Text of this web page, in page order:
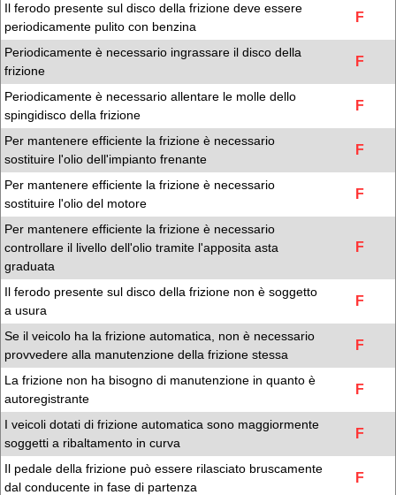
Il ferodo presente sul disco della frizione deve essere
periodicamente pulito con benzina
F
Periodicamente è necessario ingrassare il disco della
frizione
F
Periodicamente è necessario allentare le molle dello
spingidisco della frizione
F
Per mantenere efficiente la frizione è necessario
sostituire l'olio dell'impianto frenante
F
Per mantenere efficiente la frizione è necessario
sostituire l'olio del motore
F
Per mantenere efficiente la frizione è necessario
controllare il livello dell'olio tramite l'apposita asta
graduata
F
Il ferodo presente sul disco della frizione non è soggetto
a usura
F
Se il veicolo ha la frizione automatica, non è necessario
provvedere alla manutenzione della frizione stessa
F
La frizione non ha bisogno di manutenzione in quanto è
autoregistrante
F
I veicoli dotati di frizione automatica sono maggiormente
soggetti a ribaltamento in curva
F
Il pedale della frizione può essere rilasciato bruscamente
dal conducente in fase di partenza
F